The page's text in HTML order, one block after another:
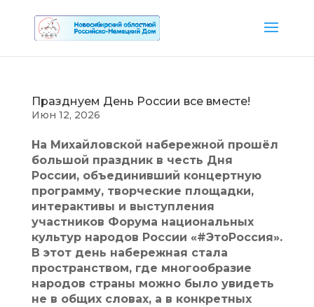
Празднуем День России все вместе!
Июн 12, 2026
На Михайловской набережной прошёл
большой праздник в честь Дня
России, объединивший концертную
программу, творческие площадки,
интерактивы и выступления
участников Форума национальных
культур народов России «#ЭтоРоссия».
В этот день набережная стала
пространством, где многообразие
народов страны можно было увидеть
не в общих словах, а в конкретных